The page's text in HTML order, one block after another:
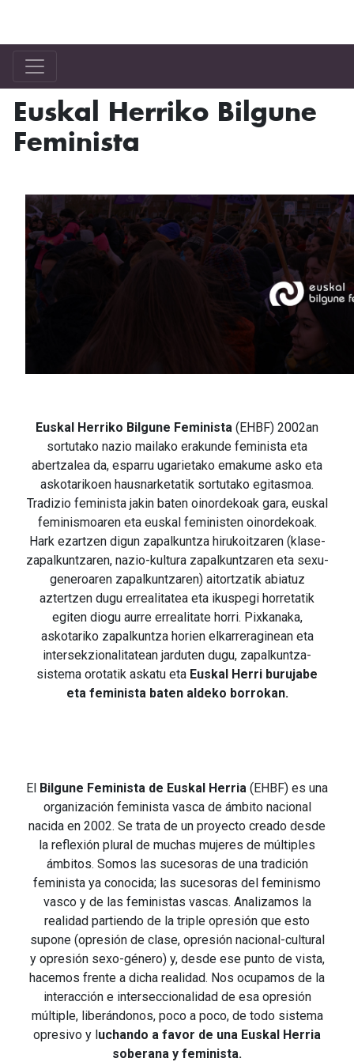
Euskal Herriko Bilgune
Feminista
Euskal Herriko Bilgune Feminista (EHBF) 2002an
sortutako nazio mailako erakunde feminista eta
abertzalea da, esparru ugarietako emakume asko eta
askotarikoen hausnarketatik sortutako egitasmoa.
Tradizio feminista jakin baten oinordekoak gara, euskal
feminismoaren eta euskal feministen oinordekoak.
Hark ezartzen digun zapalkuntza hirukoitzaren (klase-
zapalkuntzaren, nazio-kultura zapalkuntzaren eta sexu-
generoaren zapalkuntzaren) aitortzatik abiatuz
aztertzen dugu errealitatea eta ikuspegi horretatik
egiten diogu aurre errealitate horri. Pixkanaka,
askotariko zapalkuntza horien elkarreraginean eta
intersekzionalitatean jarduten dugu, zapalkuntza-
sistema orotatik askatu eta Euskal Herri burujabe
eta feminista baten aldeko borrokan.
El Bilgune Feminista de Euskal Herria (EHBF) es una
organización feminista vasca de ámbito nacional
nacida en 2002. Se trata de un proyecto creado desde
la reflexión plural de muchas mujeres de múltiples
ámbitos. Somos las sucesoras de una tradición
feminista ya conocida; las sucesoras del feminismo
vasco y de las feministas vascas. Analizamos la
realidad partiendo de la triple opresión que esto
supone (opresión de clase, opresión nacional-cultural
y opresión sexo-género) y, desde ese punto de vista,
hacemos frente a dicha realidad. Nos ocupamos de la
interacción e interseccionalidad de esa opresión
múltiple, liberándonos, poco a poco, de todo sistema
opresivo y luchando a favor de una Euskal Herria
soberana y feminista.